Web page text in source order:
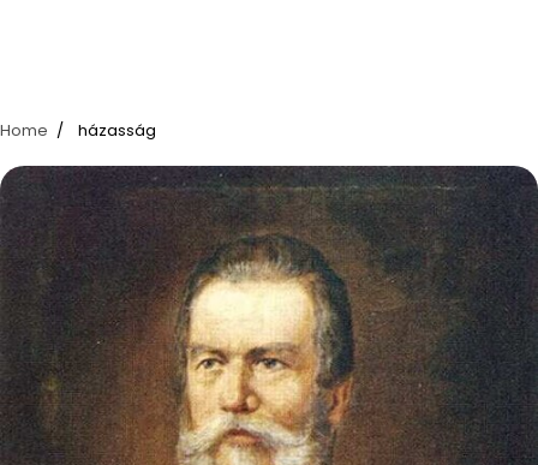
Home házasság